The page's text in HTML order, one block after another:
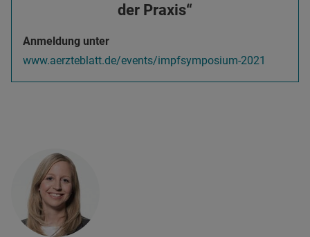
der Praxis“
Anmeldung unter
www.aerzteblatt.de/events/impfsymposium-2021